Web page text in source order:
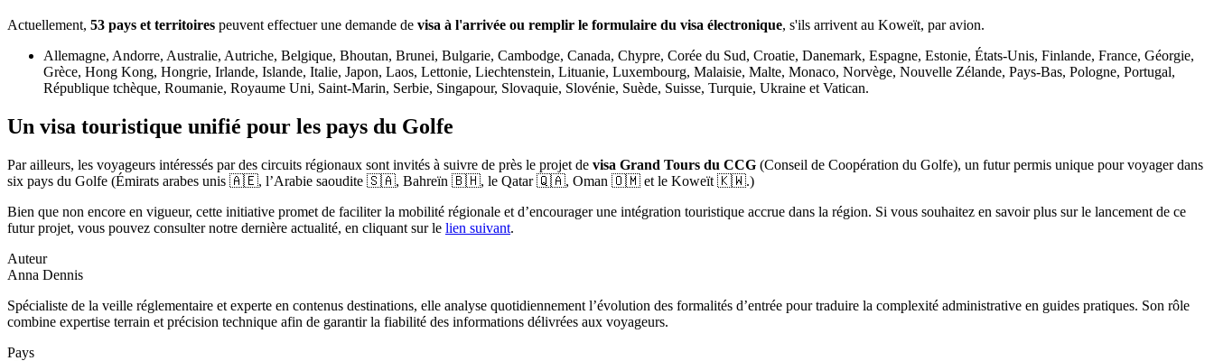
Actuellement, 53 pays et territoires peuvent effectuer une demande de visa à l'arrivée ou remplir le formulaire du visa électronique, s'ils arrivent au Koweït, par avion.
Allemagne, Andorre, Australie, Autriche, Belgique, Bhoutan, Brunei, Bulgarie, Cambodge, Canada, Chypre, Corée du Sud, Croatie, Danemark, Espagne, Estonie, États-Unis, Finlande, France, Géorgie,
Grèce, Hong Kong, Hongrie, Irlande, Islande, Italie, Japon, Laos, Lettonie, Liechtenstein, Lituanie, Luxembourg, Malaisie, Malte, Monaco, Norvège, Nouvelle Zélande, Pays-Bas, Pologne, Portugal,
République tchèque, Roumanie, Royaume Uni, Saint-Marin, Serbie, Singapour, Slovaquie, Slovénie, Suède, Suisse, Turquie, Ukraine et Vatican.
Un visa touristique unifié pour les pays du Golfe
Par ailleurs, les voyageurs intéressés par des circuits régionaux sont invités à suivre de près le projet de visa Grand Tours du CCG (Conseil de Coopération du Golfe), un futur permis unique pour voyager dans
six pays du Golfe (Émirats arabes unis 🇦🇪, l’Arabie saoudite 🇸🇦, Bahreïn 🇧🇭, le Qatar 🇶🇦, Oman 🇴🇲 et le Koweït 🇰🇼.)
Bien que non encore en vigueur, cette initiative promet de faciliter la mobilité régionale et d’encourager une intégration touristique accrue dans la région. Si vous souhaitez en savoir plus sur le lancement de ce
futur projet, vous pouvez consulter notre dernière actualité, en cliquant sur le lien suivant.
Auteur
Anna Dennis
Spécialiste de la veille réglementaire et experte en contenus destinations, elle analyse quotidiennement l’évolution des formalités d’entrée pour traduire la complexité administrative en guides pratiques. Son rôle
combine expertise terrain et précision technique afin de garantir la fiabilité des informations délivrées aux voyageurs.
Pays